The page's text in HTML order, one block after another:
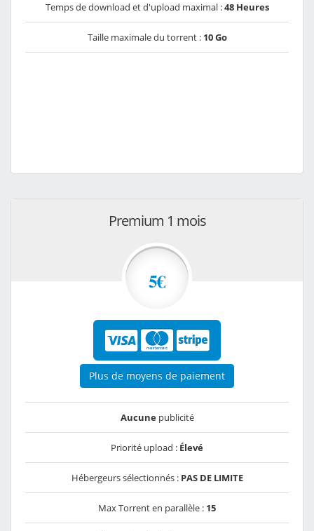
Temps de download et d'upload maximal :48 Heures
Taille maximale du torrent : 10 Go
Premium 1 mois
5€
Plus de moyens de paiement
Aucunepublicité
Priorité upload : Élevé
Hébergeurs sélectionnés : PAS DE LIMITE
Max Torrent en parallèle : 15